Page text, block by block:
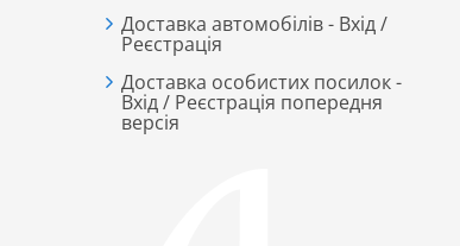
Доставка автомобілів - Вхід /
Реєстрація
Доставка особистих посилок -
Вхід / Реєстрація попередня
версія